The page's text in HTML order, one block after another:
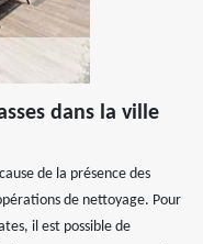
dans la ville
de la présence des
de nettoyage. Pour
il est possible de